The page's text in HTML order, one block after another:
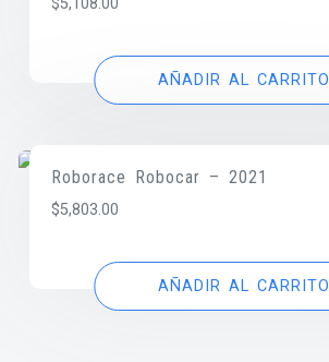
$5,108.00
AÑADIR AL CARRITO
Roborace Robocar – 2021
$5,803.00
AÑADIR AL CARRITO